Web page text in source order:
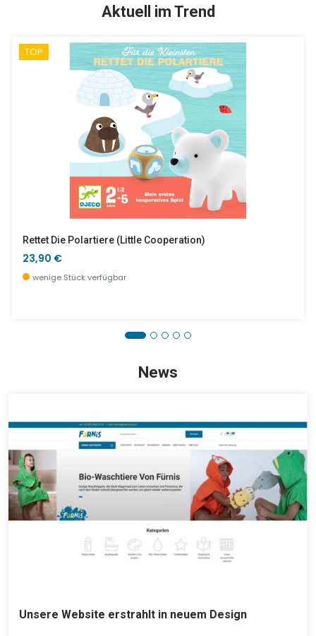
Rainbowtrain
Inspired By Giuseppe Arcimboldo - Obst U.Gemüse
Aktuell im Trend
TOP
Rettet Die Polartiere (little Cooperation)
23,90 €
wenige Stück verfügbar
News
Unsere Website erstrahlt in neuem Design